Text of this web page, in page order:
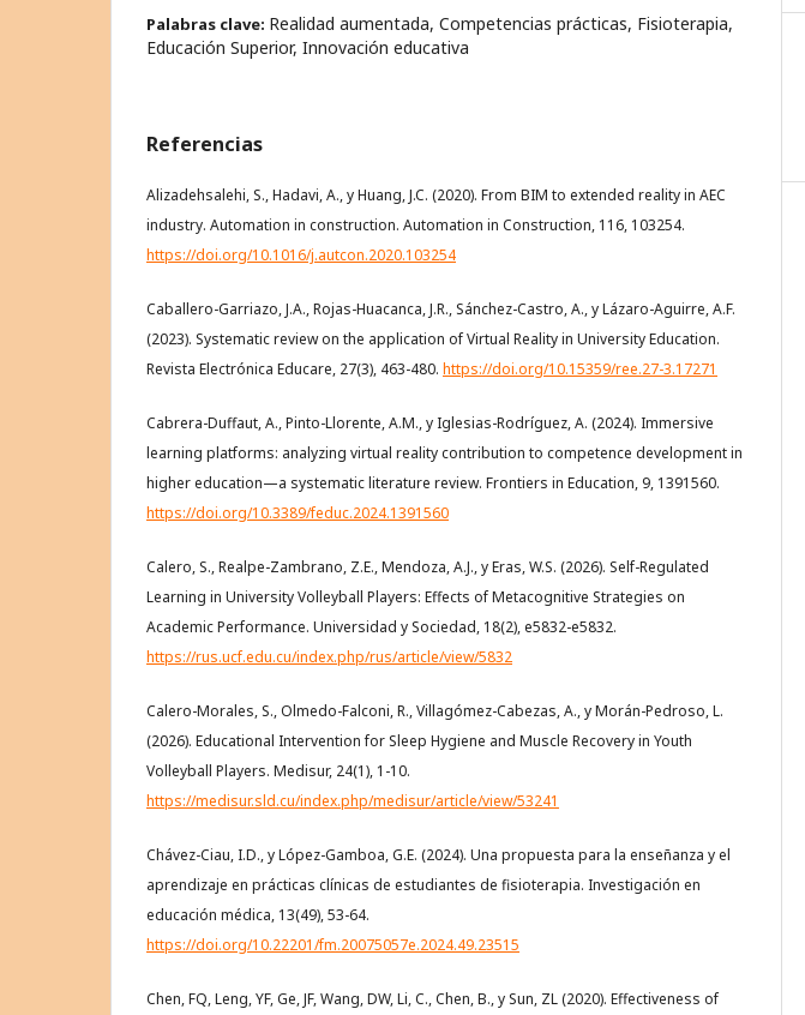
Palabras clave: Realidad aumentada, Competencias prácticas, Fisioterapia,
Educación Superior, Innovación educativa
Referencias
Alizadehsalehi, S., Hadavi, A., y Huang, J.C. (2020). From BIM to extended reality in AEC
industry. Automation in construction. Automation in Construction, 116, 103254.
https://doi.org/10.1016/j.autcon.2020.103254
Caballero-Garriazo, J.A., Rojas-Huacanca, J.R., Sánchez-Castro, A., y Lázaro-Aguirre, A.F.
(2023). Systematic review on the application of Virtual Reality in University Education.
Revista Electrónica Educare, 27(3), 463-480. https://doi.org/10.15359/ree.27-3.17271
Cabrera-Duffaut, A., Pinto-Llorente, A.M., y Iglesias-Rodríguez, A. (2024). Immersive
learning platforms: analyzing virtual reality contribution to competence development in
higher education—a systematic literature review. Frontiers in Education, 9, 1391560.
https://doi.org/10.3389/feduc.2024.1391560
Calero, S., Realpe-Zambrano, Z.E., Mendoza, A.J., y Eras, W.S. (2026). Self-Regulated
Learning in University Volleyball Players: Effects of Metacognitive Strategies on
Academic Performance. Universidad y Sociedad, 18(2), e5832-e5832.
https://rus.ucf.edu.cu/index.php/rus/article/view/5832
Calero-Morales, S., Olmedo-Falconi, R., Villagómez-Cabezas, A., y Morán-Pedroso, L.
(2026). Educational Intervention for Sleep Hygiene and Muscle Recovery in Youth
Volleyball Players. Medisur, 24(1), 1-10.
https://medisur.sld.cu/index.php/medisur/article/view/53241
Chávez-Ciau, I.D., y López-Gamboa, G.E. (2024). Una propuesta para la enseñanza y el
aprendizaje en prácticas clínicas de estudiantes de fisioterapia. Investigación en
educación médica, 13(49), 53-64.
https://doi.org/10.22201/fm.20075057e.2024.49.23515
Chen, FQ, Leng, YF, Ge, JF, Wang, DW, Li, C., Chen, B., y Sun, ZL (2020). Effectiveness of